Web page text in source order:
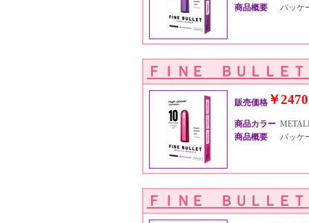
商品概要
パッケ
ＦＩＮＥ ＢＵＬＬＥ
販売価格 ￥2470
商品カラー
商品概要
パッケ
ＦＩＮＥ ＢＵＬＬＥ